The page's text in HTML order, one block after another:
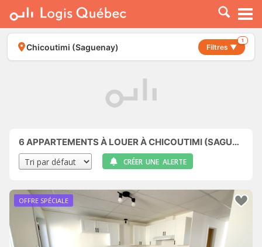
À LOUER
À VENDRE
PLACER UNE ANNONCE
Chicoutimi (Saguenay) Filtres ▼
1
6 APPARTEMENTS À LOUER À CHICOUTIMI (SAGUENAY)
CRÉER UNE ALERTE
OFFRE SPÉCIALE